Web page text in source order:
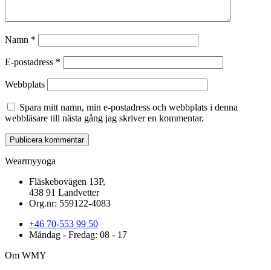
Namn *
E-postadress *
Webbplats
Spara mitt namn, min e-postadress och webbplats i denna
webbläsare till nästa gång jag skriver en kommentar.
Wearmyyoga
Fläskebovägen 13P,
438 91 Landvetter
Org.nr: 559122-4083
+46 70-553 99 50
Måndag - Fredag: 08 - 17
Om WMY